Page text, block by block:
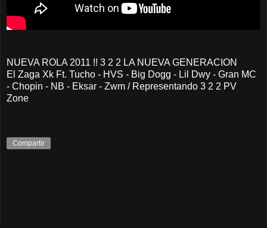
NUEVA ROLA 2011 !! 3 2 2 LA NUEVA GENERACION
El Zaga Xk Ft. Tucho - HVS - Big Dogg - Lil Dwy - Gran MC
- Chopin - NB - Eksar - Zwm / Representando 3 2 2 PV
Zone
Compartir